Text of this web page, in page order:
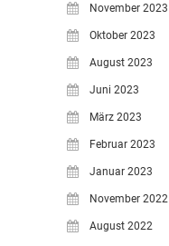
November 2023
Oktober 2023
August 2023
Juni 2023
März 2023
Februar 2023
Januar 2023
November 2022
August 2022